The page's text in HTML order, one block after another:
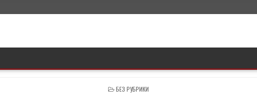
P
БЕЗ РУБРИКИ